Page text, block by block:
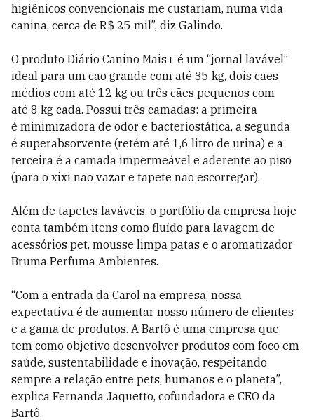
higiênicos convencionais me custariam, numa vida
canina, cerca de R$ 25 mil”, diz Galindo.
O produto Diário Canino Mais+ é um “jornal lavável”
ideal para um cão grande com até 35 kg, dois cães
médios com até 12 kg ou três cães pequenos com
até 8 kg cada. Possui três camadas: a primeira
é minimizadora de odor e bacteriostática, a segunda
é superabsorvente (retém até 1,6 litro de urina) e a
terceira é a camada impermeável e aderente ao piso
(para o xixi não vazar e tapete não escorregar).
Além de tapetes laváveis, o portfólio da empresa hoje
conta também itens como fluído para lavagem de
acessórios pet, mousse limpa patas e o aromatizador
Bruma Perfuma Ambientes.
“Com a entrada da Carol na empresa, nossa
expectativa é de aumentar nosso número de clientes
e a gama de produtos. A Bartô é uma empresa que
tem como objetivo desenvolver produtos com foco em
saúde, sustentabilidade e inovação, respeitando
sempre a relação entre pets, humanos e o planeta”,
explica Fernanda Jaquetto, cofundadora e CEO da
Bartô.